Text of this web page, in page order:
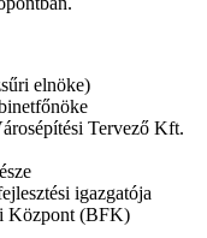
elnöke)
Tervező Kft.
igazgatója
Központ (BFK)